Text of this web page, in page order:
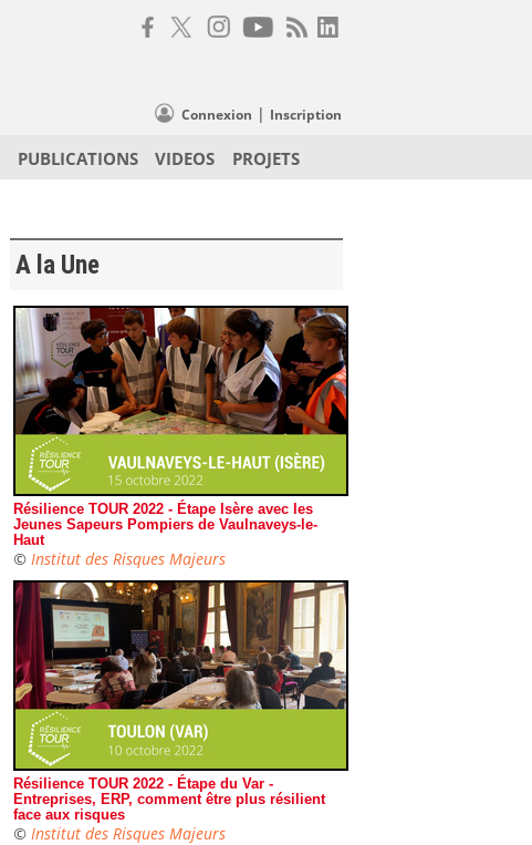
Connexion | Inscription
PUBLICATIONS VIDEOS PROJETS
A la Une
Résilience TOUR 2022 - Étape Isère avec les
Jeunes Sapeurs Pompiers de Vaulnaveys-le-
Haut
© Institut des Risques Majeurs
Résilience TOUR 2022 - Étape du Var -
Entreprises, ERP, comment être plus résilient
face aux risques
© Institut des Risques Majeurs